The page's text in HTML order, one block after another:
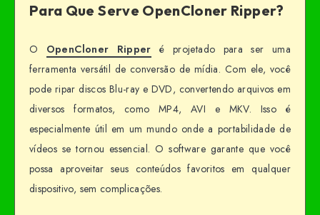
Para Que Serve OpenCloner Ripper?
O OpenCloner Ripper é projetado para ser uma
ferramenta versátil de conversão de mídia. Com ele, você
pode ripar discos Blu-ray e DVD, convertendo arquivos em
diversos formatos, como MP4, AVI e MKV. Isso é
especialmente útil em um mundo onde a portabilidade de
vídeos se tornou essencial. O software garante que você
possa aproveitar seus conteúdos favoritos em qualquer
dispositivo, sem complicações.